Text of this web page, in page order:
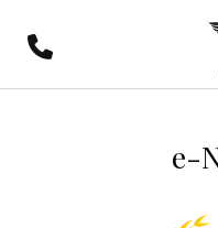
e-